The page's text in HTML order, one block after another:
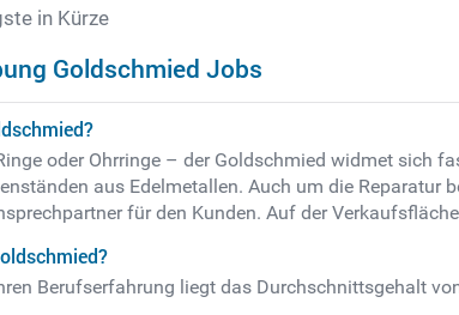
in Kürze
Goldschmied Jobs
oder Ohrringe – der Goldschmied widmet sich
aus Edelmetallen. Auch um die
für den Kunden. Auf der
Berufserfahrung liegt das Durchschnittsgehalt